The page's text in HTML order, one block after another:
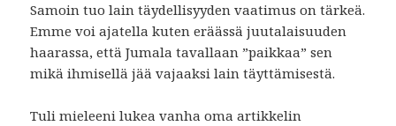
Samoin tuo lain täydellisyyden vaatimus on tärkeä.
Emme voi ajatella kuten eräässä juutalaisuuden
haarassa, että Jumala tavallaan ”paikkaa” sen
mikä ihmisellä jää vajaaksi lain täyttämisestä.
Tuli mieleeni lukea vanha oma artikkelin